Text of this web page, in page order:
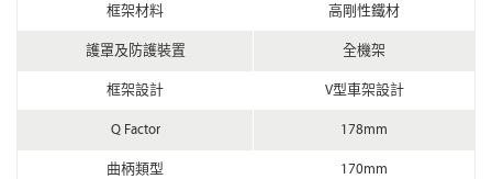
框架材料 高剛性鐵材
護罩及防護裝置 全機架
框架設計 V型車架設計
Q Factor 178mm
曲柄類型 170mm